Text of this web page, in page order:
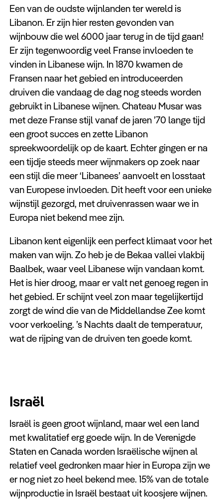
Een van de oudste wijnlanden ter wereld is
Libanon. Er zijn hier resten gevonden van
wijnbouw die wel 6000 jaar terug in de tijd gaan!
Er zijn tegenwoordig veel Franse invloeden te
vinden in Libanese wijn. In 1870 kwamen de
Fransen naar het gebied en introduceerden
druiven die vandaag de dag nog steeds worden
gebruikt in Libanese wijnen. Chateau Musar was
met deze Franse stijl vanaf de jaren ’70 lange tijd
een groot succes en zette Libanon
spreekwoordelijk op de kaart. Echter gingen er na
een tijdje steeds meer wijnmakers op zoek naar
een stijl die meer ‘Libanees’ aanvoelt en losstaat
van Europese invloeden. Dit heeft voor een unieke
wijnstijl gezorgd, met druivenrassen waar we in
Europa niet bekend mee zijn.
Libanon kent eigenlijk een perfect klimaat voor het
maken van wijn. Zo heb je de Bekaa vallei vlakbij
Baalbek, waar veel Libanese wijn vandaan komt.
Het is hier droog, maar er valt net genoeg regen in
het gebied. Er schijnt veel zon maar tegelijkertijd
zorgt de wind die van de Middellandse Zee komt
voor verkoeling. ’s Nachts daalt de temperatuur,
wat de rijping van de druiven ten goede komt.
Israël
Israël is geen groot wijnland, maar wel een land
met kwalitatief erg goede wijn. In de Verenigde
Staten en Canada worden Israëlische wijnen al
relatief veel gedronken maar hier in Europa zijn we
er nog niet zo heel bekend mee. 15% van de totale
wijnproductie in Israël bestaat uit koosjere wijnen.